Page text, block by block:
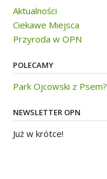
Aktualności
Ciekawe Miejsca
Przyroda w OPN
POLECAMY
Park Ojcowski z Psem?
NEWSLETTER OPN
Już w krótce!